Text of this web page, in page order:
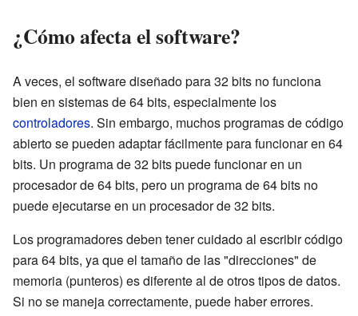
¿Cómo afecta el software?
A veces, el software diseñado para 32 bits no funciona
bien en sistemas de 64 bits, especialmente los
controladores. Sin embargo, muchos programas de código
abierto se pueden adaptar fácilmente para funcionar en 64
bits. Un programa de 32 bits puede funcionar en un
procesador de 64 bits, pero un programa de 64 bits no
puede ejecutarse en un procesador de 32 bits.
Los programadores deben tener cuidado al escribir código
para 64 bits, ya que el tamaño de las "direcciones" de
memoria (punteros) es diferente al de otros tipos de datos.
Si no se maneja correctamente, puede haber errores.